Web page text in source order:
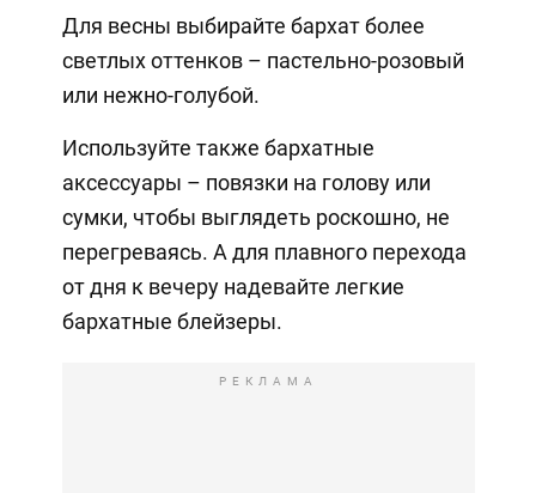
Для весны выбирайте бархат более
светлых оттенков – пастельно-розовый
или нежно-голубой.
Используйте также бархатные
аксессуары – повязки на голову или
сумки, чтобы выглядеть роскошно, не
перегреваясь. А для плавного перехода
от дня к вечеру надевайте легкие
бархатные блейзеры.
РЕКЛАМА